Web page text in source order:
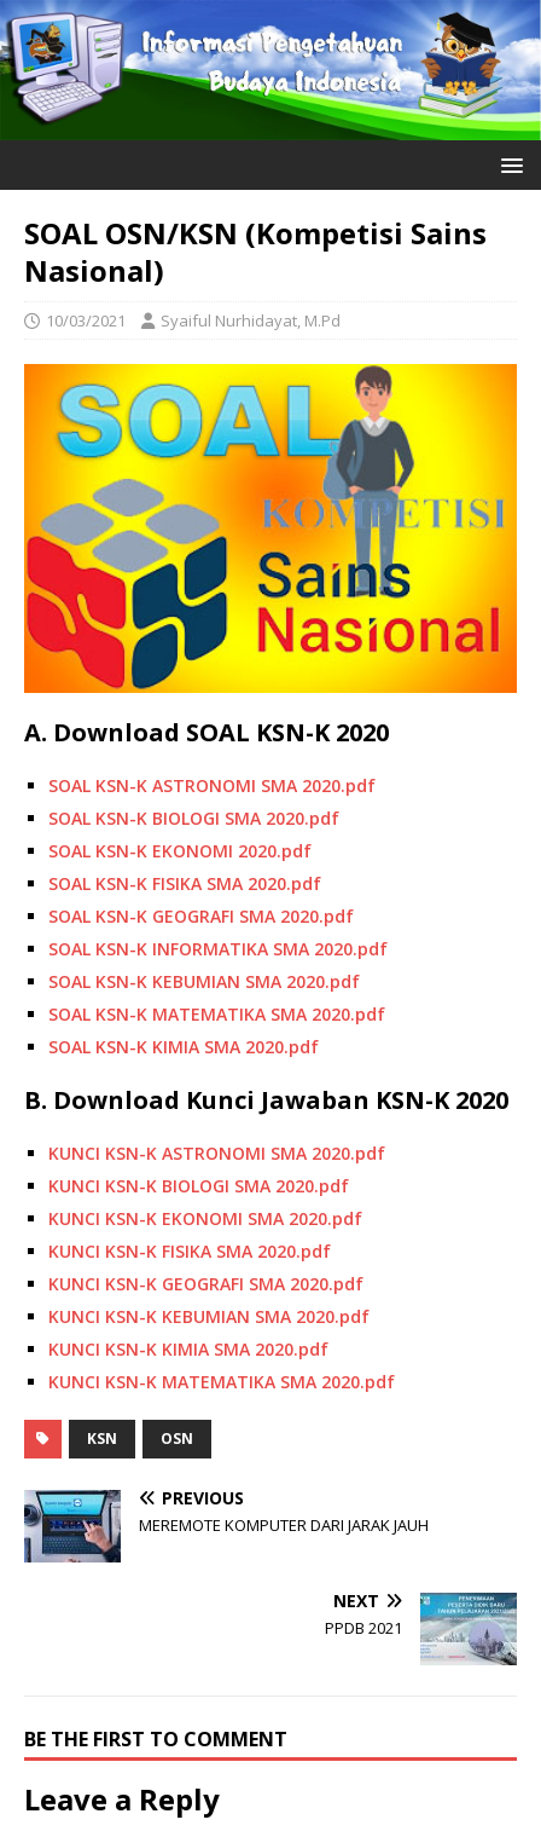
SOAL OSN/KSN (Kompetisi Sains
Nasional)
10/03/2021 Syaiful Nurhidayat, M.Pd
A. Download SOAL KSN-K 2020
SOAL KSN-K ASTRONOMI SMA 2020.pdf
SOAL KSN-K BIOLOGI SMA 2020.pdf
SOAL KSN-K EKONOMI 2020.pdf
SOAL KSN-K FISIKA SMA 2020.pdf
SOAL KSN-K GEOGRAFI SMA 2020.pdf
SOAL KSN-K INFORMATIKA SMA 2020.pdf
SOAL KSN-K KEBUMIAN SMA 2020.pdf
SOAL KSN-K MATEMATIKA SMA 2020.pdf
SOAL KSN-K KIMIA SMA 2020.pdf
B. Download Kunci Jawaban KSN-K2020
KUNCI KSN-K ASTRONOMI SMA 2020.pdf
KUNCI KSN-K BIOLOGI SMA 2020.pdf
KUNCI KSN-K EKONOMI SMA 2020.pdf
KUNCI KSN-K FISIKA SMA 2020.pdf
KUNCI KSN-K GEOGRAFI SMA 2020.pdf
KUNCI KSN-K KEBUMIAN SMA 2020.pdf
KUNCI KSN-K KIMIA SMA 2020.pdf
KUNCI KSN-K MATEMATIKA SMA 2020.pdf
KSN OSN
PREVIOUS
MEREMOTE KOMPUTER DARI JARAK JAUH
NEXT
PPDB 2021
BE THE FIRST TO COMMENT
Leave a Reply